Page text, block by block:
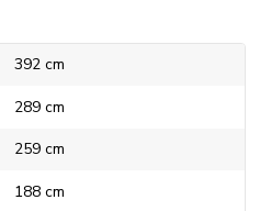
392 cm
289 cm
259 cm
188 cm